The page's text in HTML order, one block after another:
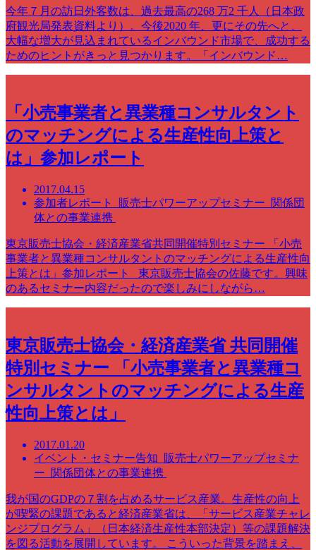
今年７月の訪日外客数は、過去最高の268 万2 千人（日本政
府観光局発表資料より）。今後2020 年、更にその先へと、
大幅な増大が見込まれているインバウンド市場で、成功する
ためのヒントがきっと見つかります。「インバウンド…
「小売事業者と異業種コンサルタント
のマッチングによる生産性向上策と
は」参加レポート
2017.04.15
参加者レポート 販売士パワーアップセミナー 関係団
体との事業連携
東京販売士協会・経済産業省共同開催特別セミナー 「小売
事業者と異業種コンサルタントのマッチングによる生産性向
上策とは」参加レポート 東京販売士協会の佐藤です。興味
のあるセミナー内容だったので楽しみにしながら…
東京販売士協会・経済産業省 共同開催
特別セミナー 「小売事業者と異業種コ
ンサルタントのマッチングによる生産
性向上策とは」
2017.01.20
イベント・セミナー告知 販売士パワーアップセミナ
ー 関係団体との事業連携
我が国のGDPの７割を占めるサービス産業。生産性の向上
が喫緊の課題であると経済産業省は、「サービス産業チャレ
ンジプログラム」（日本経済生産性本部決定）等の課題解決
を図る活動を展開しています。 こういった背景を踏まえ、